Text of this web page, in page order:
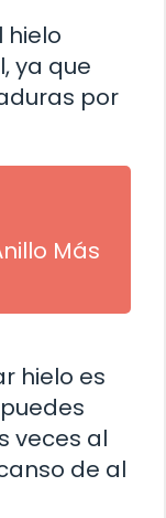
hielo
ya que
por
Más
hielo es
veces al
de al